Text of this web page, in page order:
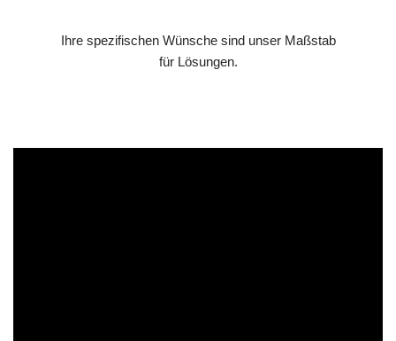
Ihre spezifischen Wünsche sind unser Maßstab
für Lösungen.